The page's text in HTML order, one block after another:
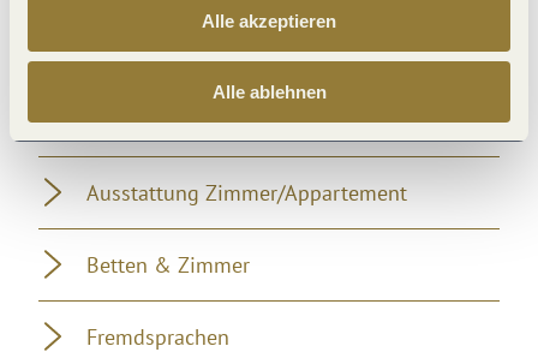
Alle akzeptieren
Alle ablehnen
Allgemeine Informationen
Einrichtungen Betrieb
Ausstattung Zimmer/Appartement
Betten & Zimmer
Fremdsprachen